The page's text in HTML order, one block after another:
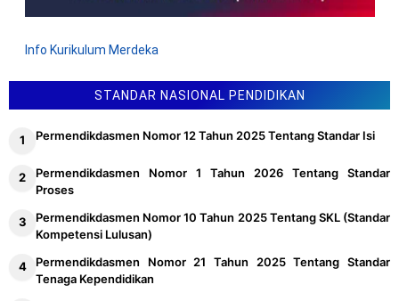
Info Kurikulum Merdeka
STANDAR NASIONAL PENDIDIKAN
Permendikdasmen Nomor 12 Tahun 2025 Tentang Standar Isi
Permendikdasmen Nomor 1 Tahun 2026 Tentang Standar
Proses
Permendikdasmen Nomor 10 Tahun 2025 Tentang SKL (Standar
Kompetensi Lulusan)
Permendikdasmen Nomor 21 Tahun 2025 Tentang Standar
Tenaga Kependidikan